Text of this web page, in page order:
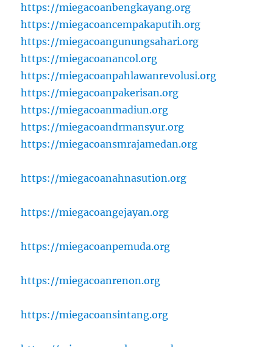
https://miegacoanbengkayang.org
https://miegacoancempakaputih.org
https://miegacoangunungsahari.org
https://miegacoanancol.org
https://miegacoanpahlawanrevolusi.org
https://miegacoanpakerisan.org
https://miegacoanmadiun.org
https://miegacoandrmansyur.org
https://miegacoansmrajamedan.org
https://miegacoanahnasution.org
https://miegacoangejayan.org
https://miegacoanpemuda.org
https://miegacoanrenon.org
https://miegacoansintang.org